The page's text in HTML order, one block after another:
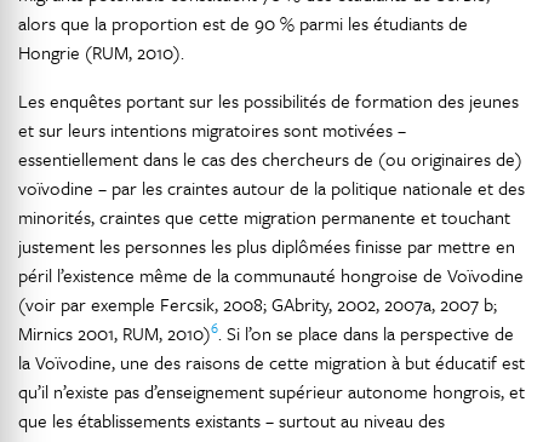
alors que la proportion est de 90 % parmi les étudiants de
Hongrie (RUM, 2010).
Les enquêtes portant sur les possibilités de formation des jeunes
et sur leurs intentions migratoires sont motivées –
essentiellement dans le cas des chercheurs de (ou originaires de)
voïvodine – par les craintes autour de la politique nationale et des
minorités, craintes que cette migration permanente et touchant
justement les personnes les plus diplômées finisse par mettre en
péril l’existence même de la communauté hongroise de Voïvodine
(voir par exemple Fercsik, 2008; GAbrity, 2002, 2007a, 2007 b;
Mirnics 2001, RUM, 2010)6. Si l’on se place dans la perspective de
la Voïvodine, une des raisons de cette migration à but éducatif est
qu’il n’existe pas d’enseignement supérieur autonome hongrois, et
que les établissements existants – surtout au niveau des